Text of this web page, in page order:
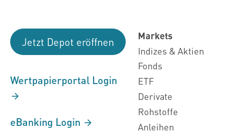
Jetzt Depot eröffnen
Wertpapierportal Login
eBanking Login
Markets
Indizes & Aktien
Fonds
ETF
Derivate
Rohstoffe
Anleihen